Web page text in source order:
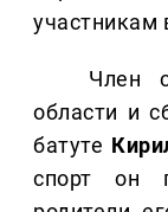
участникам
Член
области и
батуте
спорт он